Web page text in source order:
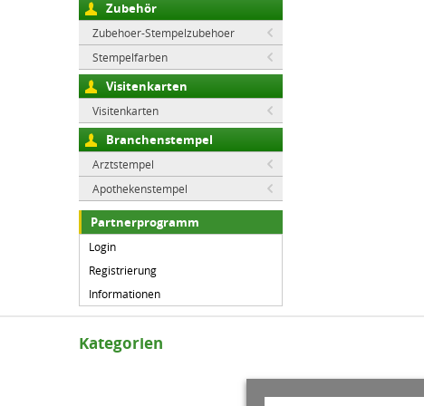
Zubehör
Zubehoer-Stempelzubehoer
Stempelfarben
Visitenkarten
Visitenkarten
Branchenstempel
Arztstempel
Apothekenstempel
Partnerprogramm
Login
Registrierung
Informationen
Kategorien